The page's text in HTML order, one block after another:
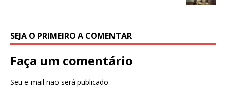
SEJA O PRIMEIRO A COMENTAR
Faça um comentário
Seu e-mail não será publicado.